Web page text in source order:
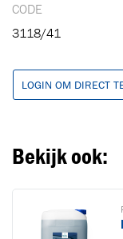
CODE
3118/41
LOGIN OM DIRECT
Bekijk ook:
VERDER